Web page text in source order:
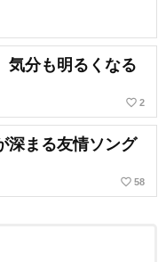
気分も明るくなる
favorite_border 2
深まる友情ソング
favorite_border 58